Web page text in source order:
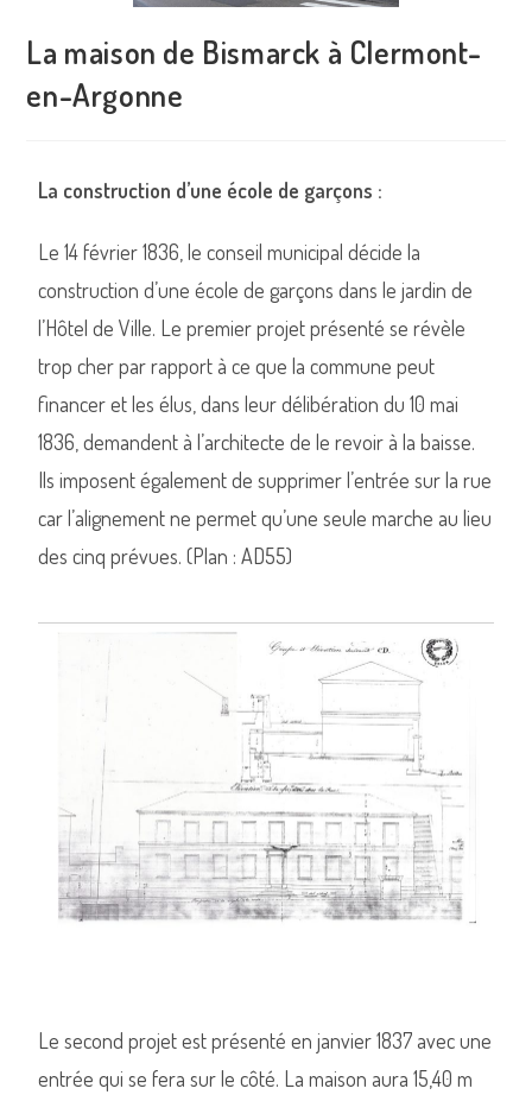
La maison de Bismarck à Clermont-
en-Argonne
La construction d’une école de garçons :
Le 14 février 1836, le conseil municipal décide la
construction d’une école de garçons dans le jardin de
l’Hôtel de Ville. Le premier projet présenté se révèle
trop cher par rapport à ce que la commune peut
financer et les élus, dans leur délibération du 10 mai
1836, demandent à l’architecte de le revoir à la baisse.
Ils imposent également de supprimer l’entrée sur la rue
car l’alignement ne permet qu’une seule marche au lieu
des cinq prévues. (Plan : AD55)
Le second projet est présenté en janvier 1837 avec une
entrée qui se fera sur le côté. La maison aura 15,40 m